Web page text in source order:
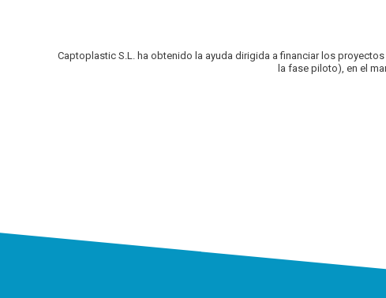
Captoplastic S.L. ha obtenido la ayuda dirigida a financiar los
la fase piloto), en el